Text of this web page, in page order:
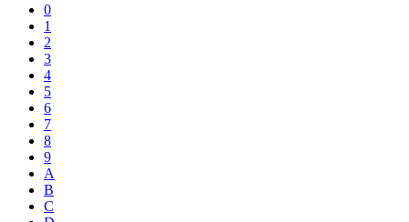
0
1
2
3
4
5
6
7
8
9
A
B
C